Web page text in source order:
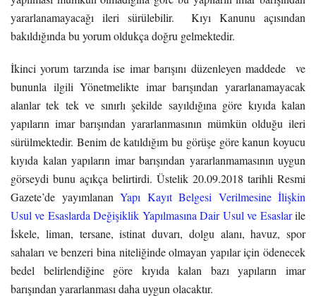
yararlanamayacağı ileri sürülebilir. Kıyı Kanunu açısından
bakıldığında bu yorum oldukça doğru gelmektedir.
İkinci yorum tarzında ise imar barışını düzenleyen maddede ve
bununla ilgili Yönetmelikte imar barışından yararlanamayacak
alanlar tek tek ve sınırlı şekilde sayıldığına göre kıyıda kalan
yapıların imar barışından yararlanmasının mümkün olduğu ileri
sürülmektedir. Benim de katıldığım bu görüşe göre kanun koyucu
kıyıda kalan yapıların imar barışından yararlanmamasının uygun
görseydi bunu açıkça belirtirdi. Üstelik 20.09.2018 tarihli Resmi
Gazete’de yayımlanan Yapı Kayıt Belgesi Verilmesine İlişkin
Usul ve Esaslarda Değişiklik Yapılmasına Dair Usul ve Esaslarile
İskele, liman, tersane, istinat duvarı, dolgu alanı, havuz, spor
sahaları ve benzeri bina niteliğinde olmayan yapılar için ödenecek
bedel belirlendiğine göre kıyıda kalan bazı yapıların imar
barışından yararlanması daha uygun olacaktır.